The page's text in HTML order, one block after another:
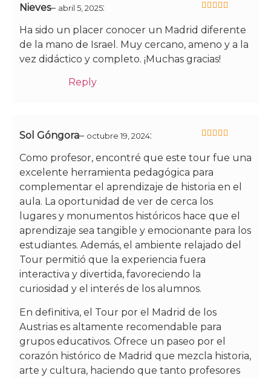
Nieves– abril 5, 2025:
Ha sido un placer conocer un Madrid diferente
de la mano de Israel. Muy cercano, ameno y a la
vez didáctico y completo. ¡Muchas gracias!
Reply
Sol Góngora– octubre 19, 2024:
Como profesor, encontré que este tour fue una
excelente herramienta pedagógica para
complementar el aprendizaje de historia en el
aula. La oportunidad de ver de cerca los
lugares y monumentos históricos hace que el
aprendizaje sea tangible y emocionante para los
estudiantes. Además, el ambiente relajado del
Tour permitió que la experiencia fuera
interactiva y divertida, favoreciendo la
curiosidad y el interés de los alumnos.
En definitiva, el Tour por el Madrid de los
Austrias es altamente recomendable para
grupos educativos. Ofrece un paseo por el
corazón histórico de Madrid que mezcla historia,
arte y cultura, haciendo que tanto profesores